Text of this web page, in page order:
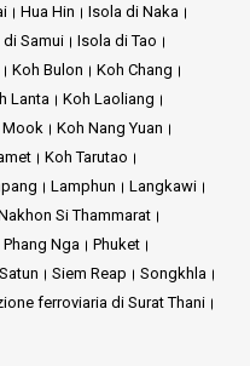
Hua Hin
Isola di Naka
di Samui
Isola di Tao
Koh Bulon
Koh Chang
Lanta
Koh Laoliang
Mook
Koh Nang Yuan
Koh Tarutao
Lamphun
Langkawi
Si Thammarat
Phang Nga
Phuket
Satun Siem Reap
Songkhla
ferroviaria di Surat Thani